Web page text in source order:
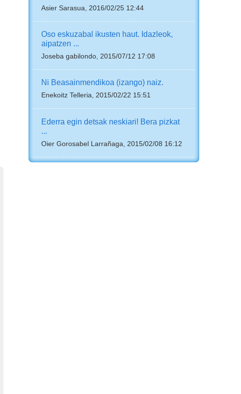
Asier Sarasua, 2016/02/25 12:44
Oso eskuzabal ikusten haut. Idazleok,
aipatzen ...
Joseba gabilondo, 2015/07/12 17:08
Ni Beasainmendikoa (izango) naiz.
Enekoitz Telleria, 2015/02/22 15:51
Ederra egin detsak neskiari! Bera pizkat
...
Oier Gorosabel Larrañaga, 2015/02/08 16:12